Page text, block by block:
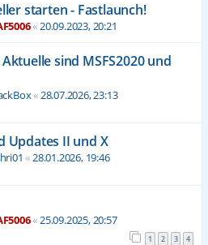
starten - Fastlaunch!
«20.09.2023, 20:21
sind MSFS2020 und
«28.07.2026, 23:13
Updates II und X
«28.01.2026, 19:46
«25.09.2025, 20:57
1 2 3 4